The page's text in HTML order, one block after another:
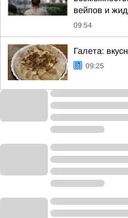
вейпов и
09:54
Галета:
09:25